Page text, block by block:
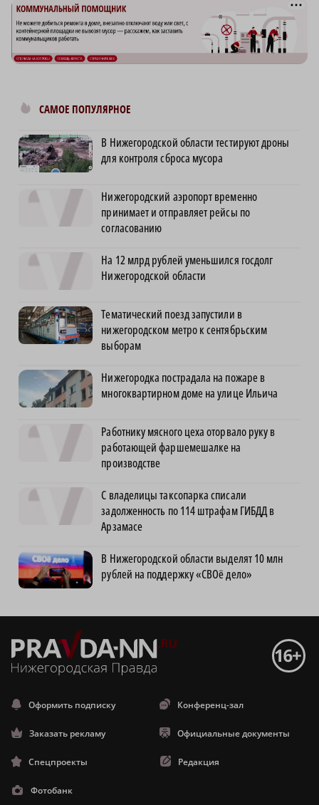
САМОЕ ПОПУЛЯРНОЕ
В Нижегородской области тестируют дроны
для контроля сброса мусора
Нижегородский аэропорт временно
принимает и отправляет рейсы по
согласованию
На 12 млрд рублей уменьшился госдолг
Нижегородской области
Тематический поезд запустили в
нижегородском метро к сентябрьским
выборам
Нижегородка пострадала на пожаре в
многоквартирном доме на улице Ильича
Работнику мясного цеха оторвало руку в
работающей фаршемешалке на
производстве
С владелицы таксопарка списали
задолженность по 114 штрафам ГИБДД в
Арзамасе
В Нижегородской области выделят 10 млн
рублей на поддержку «СВОё дело»
Оформить подписку Конференц-зал
Заказать рекламу Официальные документы
Спецпроекты Редакция
Фотобанк